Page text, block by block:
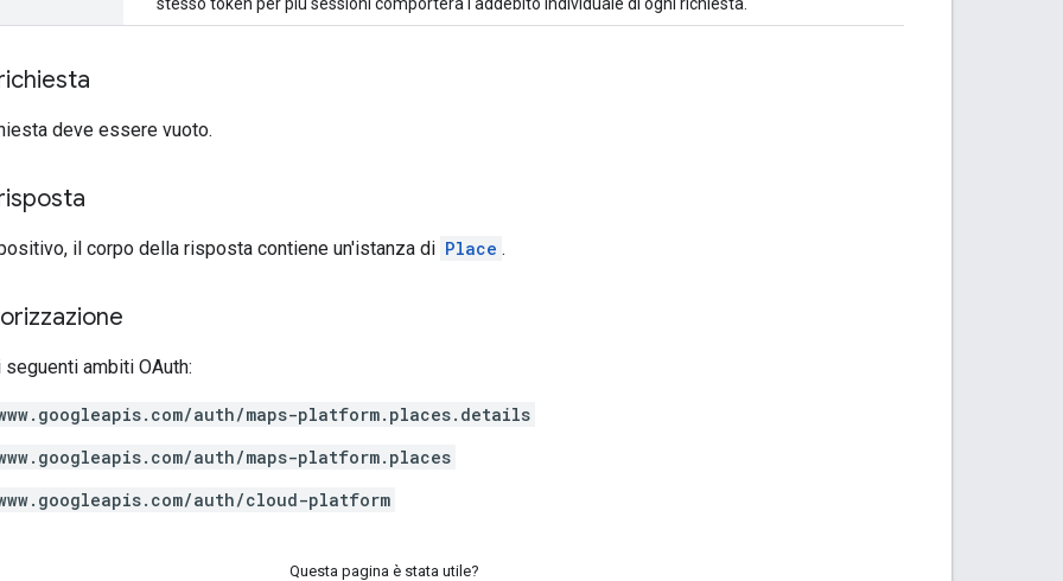
deve essere vuoto.
il corpo della risposta contiene un'istanza di Place .
seguenti ambiti OAuth:
auth/maps-platform.places.details
auth/maps-platform.places
auth/cloud-platform
Questa pagina è stata utile?